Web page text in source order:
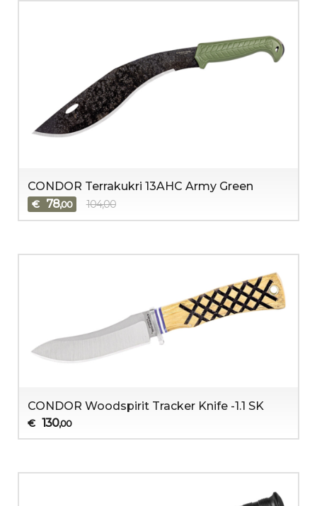
CONDOR Terrakukri 13AHC Army Green
€ 78,00 104,00
CONDOR Woodspirit Tracker Knife -1.1 SK
€ 130,00